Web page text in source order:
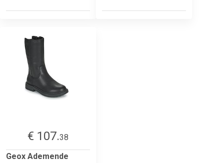
€ 107.38
Geox Ademende